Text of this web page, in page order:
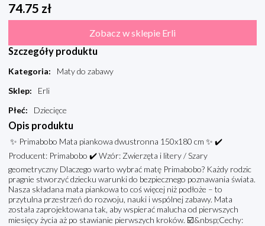
74.75 zł
Zobacz w sklepie Erli
Szczegóły produktu
Kategoria:
Maty do zabawy
Sklep:
Erli
Płeć: Dziecięce
Opis produktu
✨ Primabobo Mata piankowa dwustronna 150x180 cm ✨ ✔️
Producent: Primabobo ✔️ Wzór: Zwierzęta i litery / Szary
geometryczny Dlaczego warto wybrać matę Primabobo? Każdy rodzic
pragnie stworzyć dziecku warunki do bezpiecznego poznawania świata.
Nasza składana mata piankowa to coś więcej niż podłoże – to
przytulna przestrzeń do rozwoju, nauki i wspólnej zabawy. Mata
została zaprojektowana tak, aby wspierać malucha od pierwszych
miesięcy życia aż po stawianie pierwszych kroków. ☑️&nbsp;Cechy: